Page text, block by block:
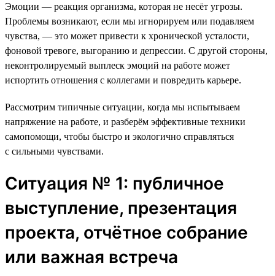
Эмоции — реакция организма, которая не несёт угрозы.
Проблемы возникают, если мы игнорируем или подавляем
чувства, — это может привести к хронической усталости,
фоновой тревоге, выгоранию и депрессии. С другой стороны,
неконтролируемый выплеск эмоций на работе может
испортить отношения с коллегами и повредить карьере.
Рассмотрим типичные ситуации, когда мы испытываем
напряжение на работе, и разберём эффективные техники
самопомощи, чтобы быстро и экологично справляться
с сильными чувствами.
Ситуация № 1: публичное
выступление, презентация
проекта, отчётное собрание
или важная встреча